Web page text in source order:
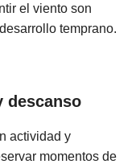
el viento son
temprano.
descanso
actividad y
momentos de